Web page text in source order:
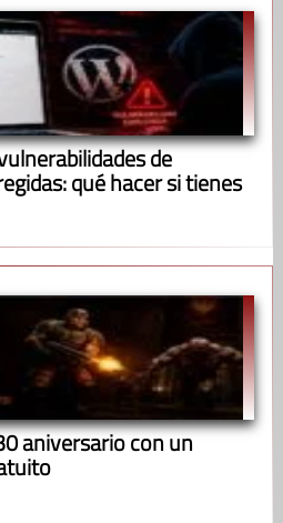
de
qué hacer si tienes
aniversario con un